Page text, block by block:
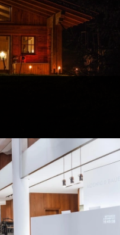
Tirol | Luxuriöse